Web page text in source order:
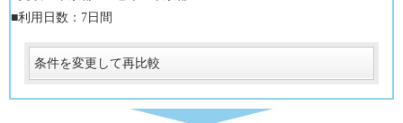
■利用日数：7日間
条件を変更して再比較